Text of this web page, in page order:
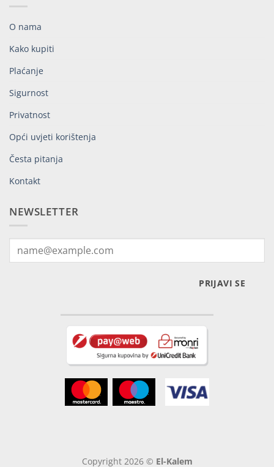
O nama
Kako kupiti
Plaćanje
Sigurnost
Privatnost
Opći uvjeti korištenja
Česta pitanja
Kontakt
NEWSLETTER
PRIJAVI SE
Copyright 2026 © El-Kalem